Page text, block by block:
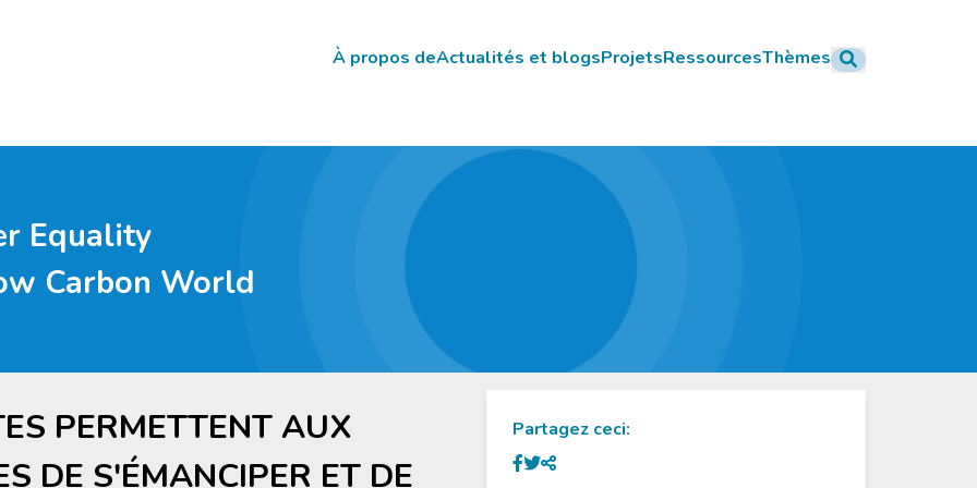
Main
À propos deActualités et blogsProjetsRessourcesThèmes
Equality
Carbon World
PERMETTENT AUX
DE S'ÉMANCIPER ET DE
Partagez ceci: